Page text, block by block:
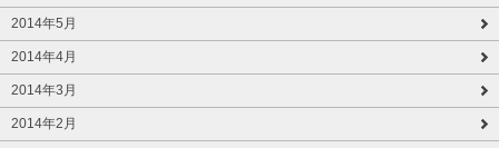
2014年5月
2014年4月
2014年3月
2014年2月